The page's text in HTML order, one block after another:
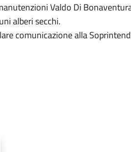
Valdo Di
alberi secchi.
comunicazione alla